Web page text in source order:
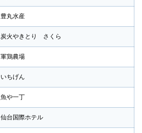
豊丸水産
炭火やきとり さくら
軍鶏農場
いちげん
魚や一丁
仙台国際ホテル